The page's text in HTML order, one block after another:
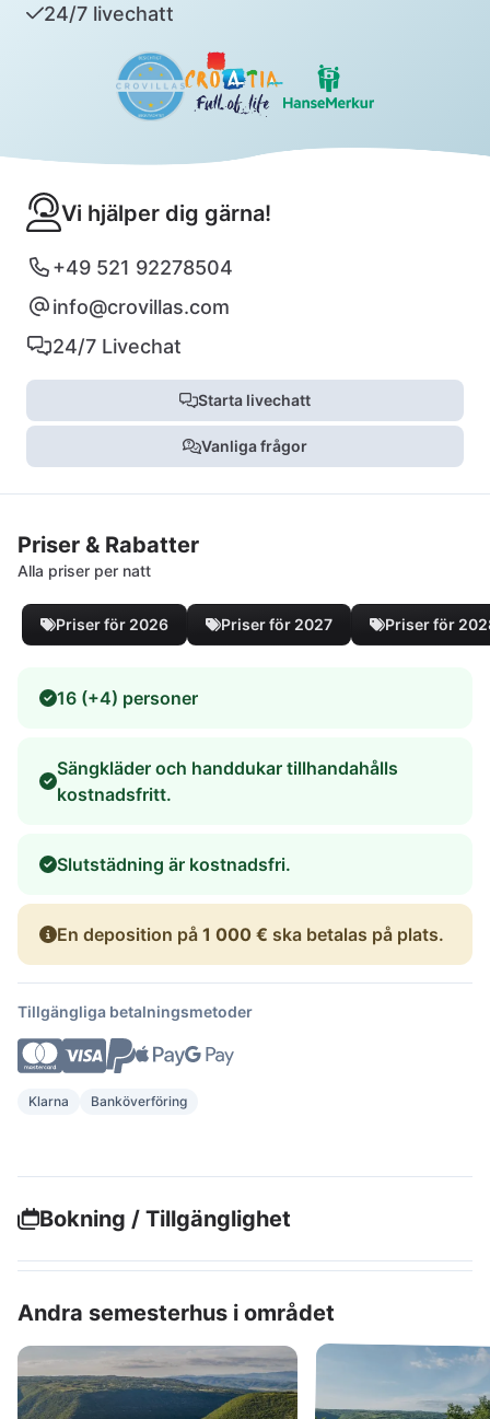
24/7 livechatt
Vi hjälper dig gärna!
+49 521 92278504
info@crovillas.com
24/7 Livechat
Starta livechatt
Vanliga frågor
Priser & Rabatter
Alla priser per natt
Priser för 2026 Priser för 2027 Priser för
16 (+4) personer
Sängkläder och handdukar tillhandahålls
kostnadsfritt.
Slutstädning är kostnadsfri.
En deposition på 1 000 € ska betalas på plats.
Tillgängliga betalningsmetoder
Klarna Banköverföring
Bokning / Tillgänglighet
Andra semesterhus i området